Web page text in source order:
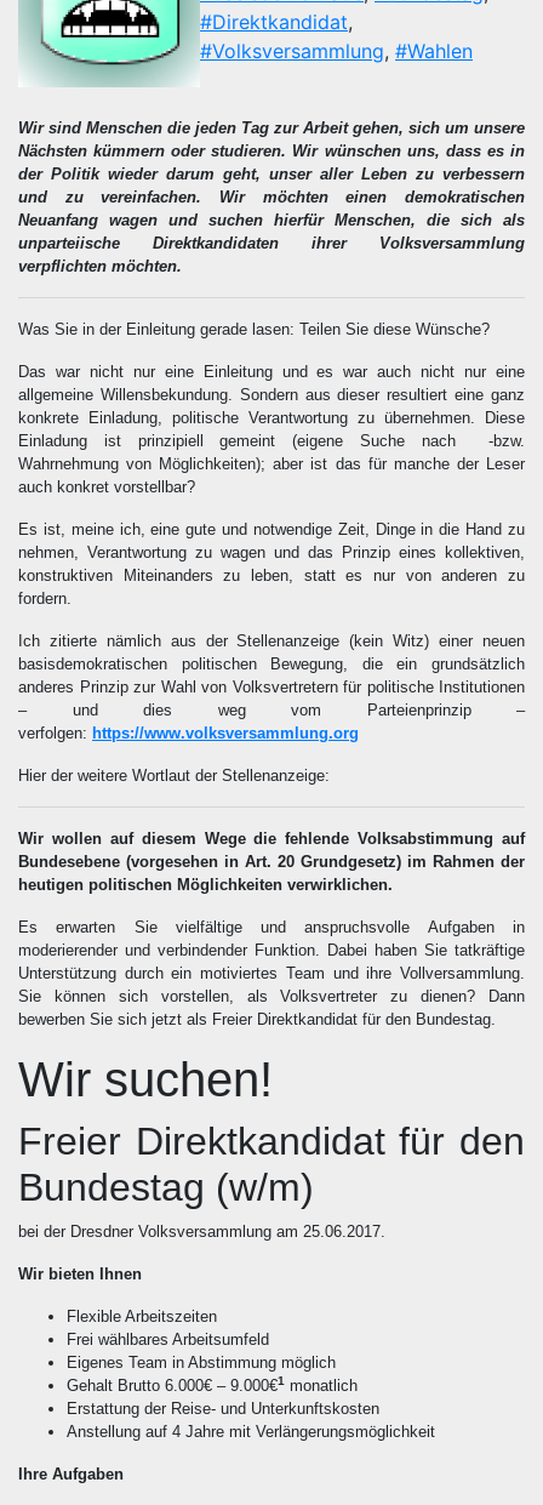
#Direktkandidat,
#Volksversammlung, #Wahlen
Wir sind Menschen die jeden Tag zur Arbeit gehen, sich um unsere
Nächsten kümmern oder studieren. Wir wünschen uns, dass es in
der Politik wieder darum geht, unser aller Leben zu verbessern
und zu vereinfachen. Wir möchten einen demokratischen
Neuanfang wagen und suchen hierfür Menschen, die sich als
unparteiische Direktkandidaten ihrer Volksversammlung
verpflichten möchten.
Was Sie in der Einleitung gerade lasen: Teilen Sie diese Wünsche?
Das war nicht nur eine Einleitung und es war auch nicht nur eine
allgemeine Willensbekundung. Sondern aus dieser resultiert eine ganz
konkrete Einladung, politische Verantwortung zu übernehmen. Diese
Einladung ist prinzipiell gemeint (eigene Suche nach -bzw.
Wahrnehmung von Möglichkeiten); aber ist das für manche der Leser
auch konkret vorstellbar?
Es ist, meine ich, eine gute und notwendige Zeit, Dinge in die Hand zu
nehmen, Verantwortung zu wagen und das Prinzip eines kollektiven,
konstruktiven Miteinanders zu leben, statt es nur von anderen zu
fordern.
Ich zitierte nämlich aus der Stellenanzeige (kein Witz) einer neuen
basisdemokratischen politischen Bewegung, die ein grundsätzlich
anderes Prinzip zur Wahl von Volksvertretern für politische Institutionen
– und dies weg vom Parteienprinzip –
verfolgen: https://www.volksversammlung.org
Hier der weitere Wortlaut der Stellenanzeige:
Wir wollen auf diesem Wege die fehlende Volksabstimmung auf
Bundesebene (vorgesehen in Art. 20 Grundgesetz) im Rahmen der
heutigen politischen Möglichkeiten verwirklichen.
Es erwarten Sie vielfältige und anspruchsvolle Aufgaben in
moderierender und verbindender Funktion. Dabei haben Sie tatkräftige
Unterstützung durch ein motiviertes Team und ihre Vollversammlung.
Sie können sich vorstellen, als Volksvertreter zu dienen? Dann
bewerben Sie sich jetzt als Freier Direktkandidat für den Bundestag.
Wir suchen!
Freier Direktkandidat für den
Bundestag (w/m)
bei der Dresdner Volksversammlung am 25.06.2017.
Wir bieten Ihnen
Flexible Arbeitszeiten
Frei wählbares Arbeitsumfeld
Eigenes Team in Abstimmung möglich
Gehalt Brutto 6.000€ – 9.000€1 monatlich
Erstattung der Reise- und Unterkunftskosten
Anstellung auf 4 Jahre mit Verlängerungsmöglichkeit
Ihre Aufgaben